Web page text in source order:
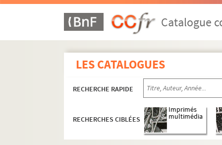
Catalogue
LES CATALOGUES
RECHERCHE RAPIDE
RECHERCHES CIBLÉES
Imprimés
multimédia